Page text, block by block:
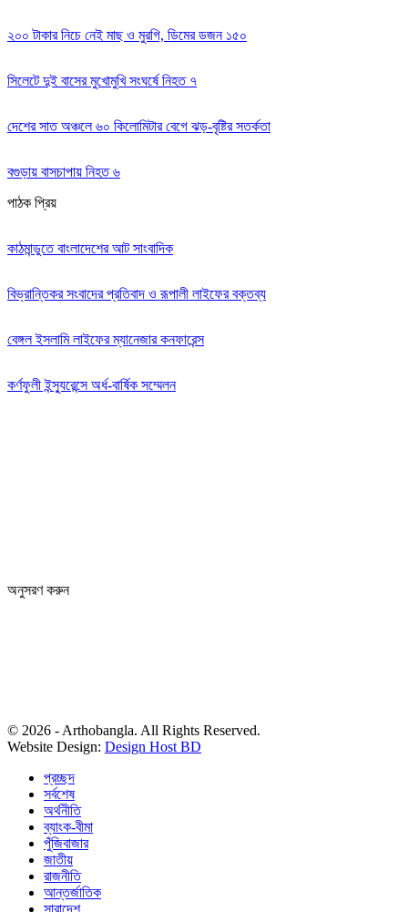
২০০ টাকার নিচে নেই মাছ ও মুরগি, ডিমের ডজন ১৫০
সিলেটে দুই বাসের মুখোমুখি সংঘর্ষে নিহত ৭
দেশের সাত অঞ্চলে ৬০ কিলোমিটার বেগে ঝড়-বৃষ্টির সতর্কতা
বগুড়ায় বাসচাপায় নিহত ৬
পাঠক প্রিয়
কাঠমান্ডুতে বাংলাদেশের আট সাংবাদিক
বিভ্রান্তিকর সংবাদের প্রতিবাদ ও রূপালী লাইফের বক্তব্য
বেঙ্গল ইসলামি লাইফের ম্যানেজার কনফারেন্স
কর্ণফুলী ইন্স্যুরেন্সে অর্ধ-বার্ষিক সম্মেলন
অনুসরণ করুন
© 2026 - Arthobangla. All Rights Reserved.
Website Design: Design Host BD
প্রচ্ছদ
সর্বশেষ
অর্থনীতি
ব্যাংক-বীমা
পুঁজিবাজার
জাতীয়
রাজনীতি
আন্তর্জাতিক
সারাদেশ